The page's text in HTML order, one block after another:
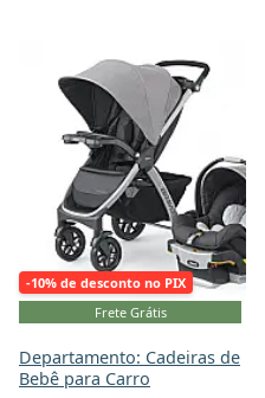
-10% de desconto no PIX
Frete Grátis
Departamento: Cadeiras de
Bebê para Carro